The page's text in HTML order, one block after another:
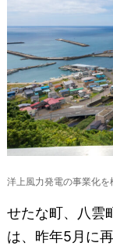
洋上風力発電の事業化を
せたな町、八雲
は、昨年5月に